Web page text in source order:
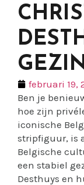
februari 19,
Ben je
hoe zijn
iconische
stripfiguur, is
Belgische
een stabiel
Desthuys en